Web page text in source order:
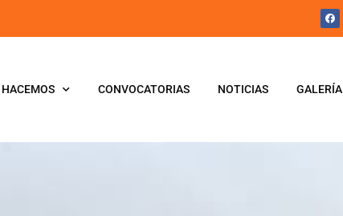
HACEMOS CONVOCATORIAS NOTICIAS GALERÍA